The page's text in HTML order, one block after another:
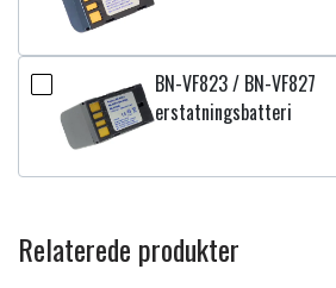
BN-VF823 / BN-VF827
erstatningsbatteri
Relaterede produkter